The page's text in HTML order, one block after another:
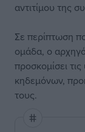
αντιτίμου της
Σε περίπτωση
ομάδα, ο
προσκομίσει
κηδεμόνων,
τους.